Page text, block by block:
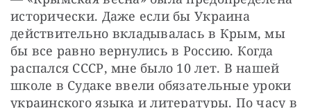
исторически. Даже если бы Украина
действительно вкладывалась в Крым, мы
бы все равно вернулись в Россию. Когда
распался СССР, мне было 10 лет. В нашей
школе в Судаке ввели обязательные уроки
украинского языка и литературы. По часу в